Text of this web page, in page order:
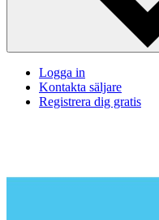
Logga in
Kontakta säljare
Registrera dig gratis